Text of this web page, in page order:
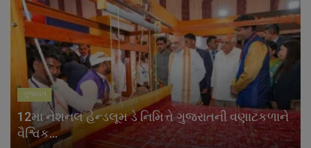
ગુજરાત
12મા નેશનલ હેન્ડલૂમ ડે નિમિત્તે ગુજરાતની વણાટકળાને
વૈશ્વિક...